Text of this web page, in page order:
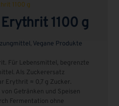
1100 g
1100 g
, Vegane Produkte
Für Lebensmittel, begrenzte
Als Zuckerersatz
Erythrit ≈ 0,7 g Zucker.
Getränken und Speisen
Fermentation ohne